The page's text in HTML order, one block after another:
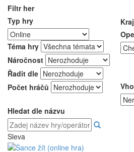
Filtr her
Typ hry
Téma hry
Kraj
Náročnost
Řadit dle
Počet hráčů
Hledat dle názvu
Sleva